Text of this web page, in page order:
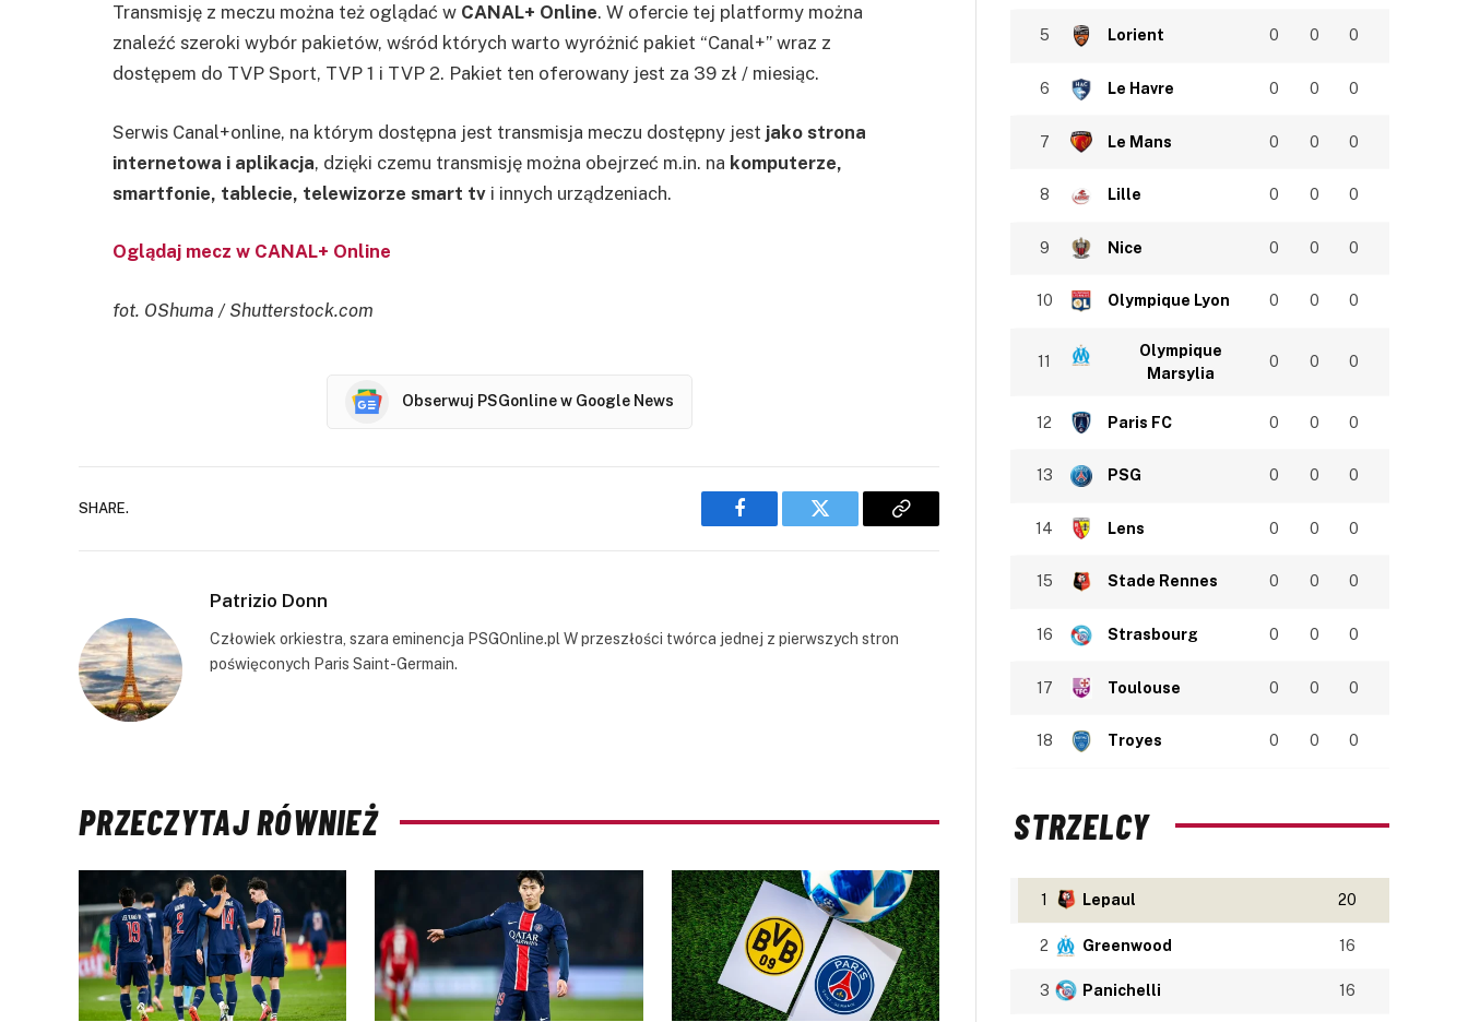
Transmisję z meczu można też oglądać w CANAL+ Online. W ofercie tej platformy można
znaleźć szeroki wybór pakietów, wśród których warto wyróżnić pakiet “Canal+” wraz z
dostępem do TVP Sport, TVP 1 i TVP 2. Pakiet ten oferowany jest za 39 zł / miesiąc.
Serwis Canal+online, na którym dostępna jest transmisja meczu dostępny jest jako strona
internetowa i aplikacja, dzięki czemu transmisję można obejrzeć m.in. na komputerze,
smartfonie, tablecie, telewizorze smart tv i innych urządzeniach.
Oglądaj mecz w CANAL+ Online
fot. OShuma / Shutterstock.com
Obserwuj PSGonline w Google News
SHARE.
Facebook Twitter
Copy
Patrizio Donn
Człowiek orkiestra, szara eminencja PSGOnline.pl W przeszłości twórca jednej z pierwszych stron
poświęconych Paris Saint-Germain.
PRZECZYTAJ RÓWNIEŻ
5 Lorient 0 0 0
6 Le Havre 0 0 0
7 Le Mans 0 0 0
8 Lille 0 0 0
9 Nice 0 0 0
10 Olympique Lyon 0 0 0
11
Olympique
Marsylia
0 0 0
12 Paris FC 0 0 0
13 PSG 0 0 0
14 Lens 0 0 0
15 Stade Rennes 0 0 0
16 Strasbourg 0 0 0
17 Toulouse 0 0 0
18 Troyes 0 0 0
STRZELCY
1 Lepaul 20
2 Greenwood 16
3 Panichelli 16